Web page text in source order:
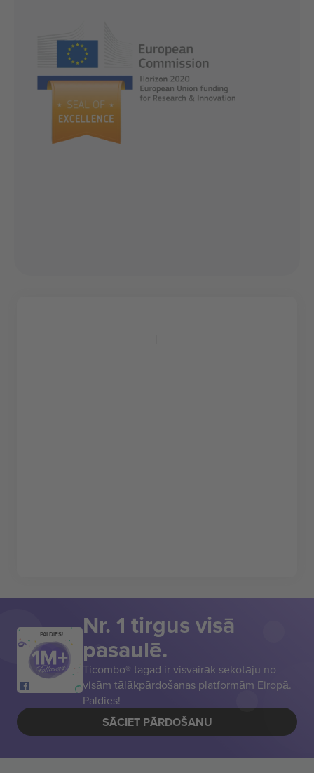
PALDIES! Nr. 1 tirgus visā
pasaulē.
Ticombo® tagad ir visvairāk sekotāju no
visām tālākpārdošanas platformām Eiropā.
Paldies!
SĀCIET PĀRDOŠANU